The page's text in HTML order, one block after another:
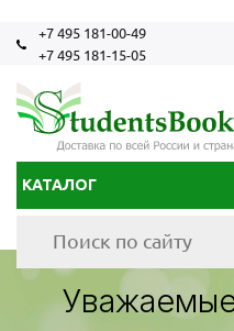
+7 495 181-00-49
+7 495 181-15-05
КАТАЛОГ